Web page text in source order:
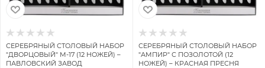
СЕРЕБРЯНЫЙ СТОЛОВЫЙ НАБОР
"ДВОРЦОВЫЙ" М-17 (12 НОЖЕЙ) –
ПАВЛОВСКИЙ ЗАВОД
СЕРЕБРЯНЫЙ СТОЛОВЫЙ НАБОР
"АМПИР" С ПОЗОЛОТОЙ (12
НОЖЕЙ) – КРАСНАЯ ПРЕСНЯ